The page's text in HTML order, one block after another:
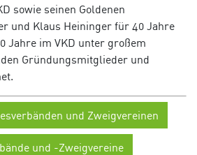
sowie seinen Goldenen
und Klaus Heininger für 40 Jahre
Jahre im VKD unter großem
Gründungsmitglieder und
und Zweigvereinen
und -Zweigvereine